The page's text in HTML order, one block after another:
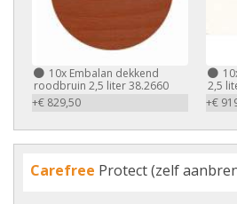
10x Embalan dekkend
roodbruin 2,5 liter 38.2660
+€ 829,50
2,5
+€
Carefree Protect (zelf